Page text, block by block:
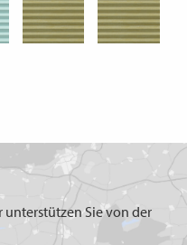
unterstützen Sie von der